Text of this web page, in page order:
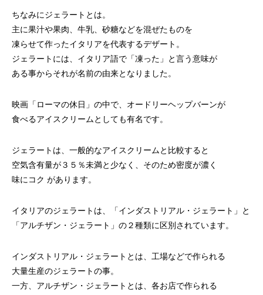
ちなみにジェラートとは。
主に果汁や果肉、牛乳、砂糖などを混ぜたものを
凍らせて作ったイタリアを代表するデザート。
ジェラートには、イタリア語で「凍った」と言う意味が
ある事からそれが名前の由来となりました。
映画「ローマの休日」の中で、オードリーヘップバーンが
食べるアイスクリームとしても有名です。
ジェラートは、一般的なアイスクリームと比較すると
空気含有量が３５％未満と少なく、そのため密度が濃く
味にコク があります。
イタリアのジェラートは、「インダストリアル・ジェラート」と
「アルチザン・ジェラート」の２種類に区別されています。
インダストリアル・ジェラートとは、工場などで作られる
大量生産のジェラートの事。
一方、アルチザン・ジェラートとは、各お店で作られる